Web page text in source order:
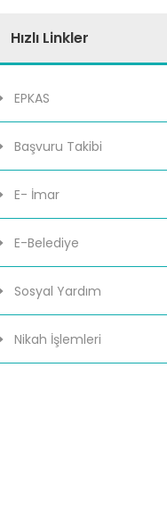
Hızlı Linkler
EPKAS
Başvuru Takibi
E- İmar
E-Belediye
Sosyal Yardım
Nikah İşlemleri